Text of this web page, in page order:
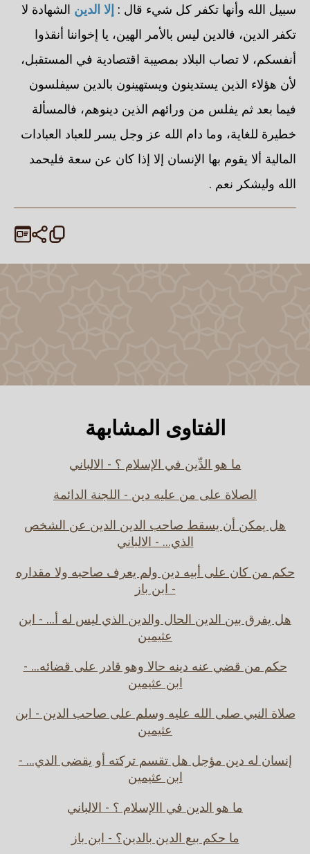
سبيل الله وأنها تكفر كل شيء قال : إلا الدين الشهادة لا
تكفر الدين، فالدين ليس بالأمر الهين، يا إخواننا أنقذوا
أنفسكم، لا تصاب البلاد بمصيبة اقتصادية في المستقبل،
لأن هؤلاء الذين يستدينون ويستهينون بالدين سيفلسون
فيما بعد ثم يفلس من ورائهم الذين دينوهم، فالمسألة
خطيرة للغاية، وما دام الله عز وجل يسر للعباد العبادات
المالية ألا يقوم بها الإنسان إلا إذا كان عن سعة فليحمد
الله وليشكر نعم .
الفتاوى المشابهة
ما هو الدِّين في الإسلام ؟ - الالباني
الصلاة على من عليه دين - اللجنة الدائمة
هل يمكن أن يسقط صاحب الدين الدين عن الشخص
الذي... - الالباني
حكم من كان على أبيه دين ولم يعرف صاحبه ولا مقداره
- ابن باز
هل يفرق بين الدين الحال والدين الذي ليس له أ... - ابن
عثيمين
حكم من قضي عنه دينه حالا وهو قادر على قضائه... -
ابن عثيمين
صلاة النبي صلى الله عليه وسلم على صاحب الدين - ابن
عثيمين
إنسان له دين مؤجل هل تقسم تركته أو يقضى الدي... -
ابن عثيمين
ما هو الدين في االإسلام ؟ - الالباني
ما حكم بيع الدين بالدين؟ - ابن باز